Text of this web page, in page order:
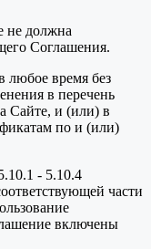
не должна
Соглашения.
любое время без
в перечень
Сайте, и (или) в
по и (или)
- 5.10.4
части
включены